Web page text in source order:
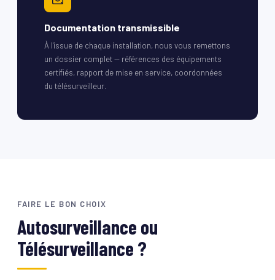
Documentation transmissible
À l'issue de chaque installation, nous vous remettons
un dossier complet — références des équipements
certifiés, rapport de mise en service, coordonnées
du télésurveilleur.
FAIRE LE BON CHOIX
Autosurveillance ou
Télésurveillance ?